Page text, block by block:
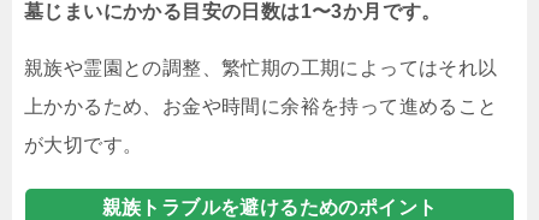
墓じまいにかかる目安の日数は1〜3か月です。
親族や霊園との調整、繁忙期の工期によってはそれ以
上かかるため、お金や時間に余裕を持って進めること
が大切です。
親族トラブルを避けるためのポイント